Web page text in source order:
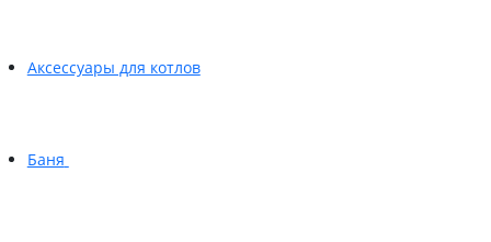
Аксессуары для котлов
Баня